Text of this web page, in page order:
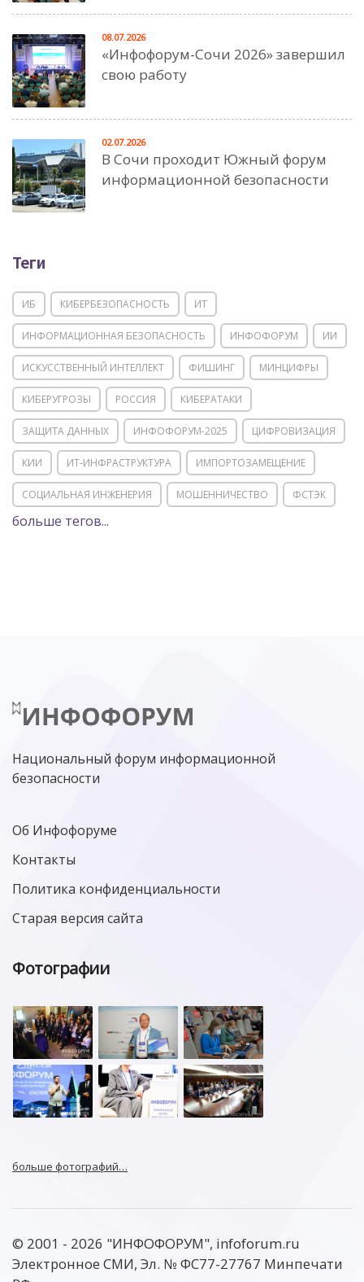
«Инфофорум-Сочи 2026» завершил
свою работу
08.07.2026
В Сочи проходит Южный форум
информационной безопасности
02.07.2026
Теги
ИБ КИБЕРБЕЗОПАСНОСТЬ ИТ
ИНФОРМАЦИОННАЯ БЕЗОПАСНОСТЬ ИНФОФОРУМ ИИ
ИСКУССТВЕННЫЙ ИНТЕЛЛЕКТ ФИШИНГ МИНЦИФРЫ
КИБЕРУГРОЗЫ РОССИЯ КИБЕРАТАКИ
ЗАЩИТА ДАННЫХ ИНФОФОРУМ-2025 ЦИФРОВИЗАЦИЯ
КИИ ИТ-ИНФРАСТРУКТУРА ИМПОРТОЗАМЕЩЕНИЕ
СОЦИАЛЬНАЯ ИНЖЕНЕРИЯ МОШЕННИЧЕСТВО ФСТЭК
POSITIVE TECHNOLOGIES
МИНЦИФРЫ РОССИИ NGFW
больше тегов...
Национальный форум информационной
безопасности
Об Инфофоруме
Контакты
Политика конфиденциальности
Старая версия сайта
Фотографии
больше фотографий…
© 2001 - 2026 "ИНФОФОРУМ", infoforum.ru
Электронное СМИ, Эл. № ФС77-27767 Минпечати